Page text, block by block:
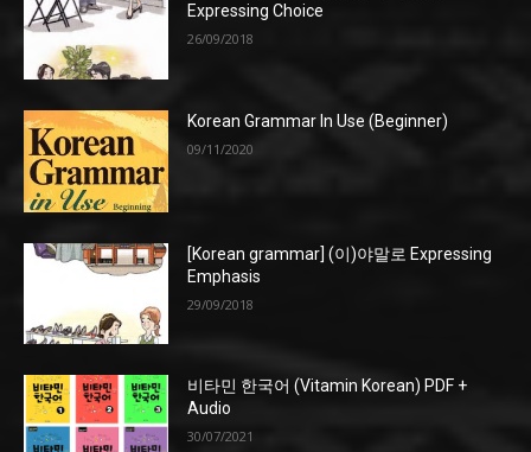
Expressing Choice
26/09/2018
Korean Grammar In Use (Beginner)
09/11/2020
[Korean grammar] (이)야말로 Expressing
Emphasis
29/09/2018
비타민 한국어 (Vitamin Korean) PDF +
Audio
30/07/2021